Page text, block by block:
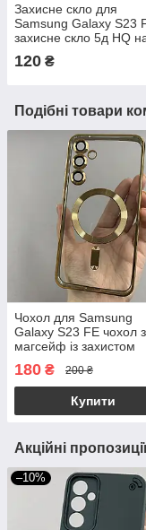
Захисне скло для
Samsung Galaxy S23
захисне скло 5д HQ
телефон самсунг
чорне hqg
120 ₴
Подібні товари
Чохол для Samsung
Galaxy S23 FE чохол з
магсейф із захистом
камери на телефон
самсунг с23 фе
h3b
180 ₴ 200 ₴
Купити
Акційні
–10%